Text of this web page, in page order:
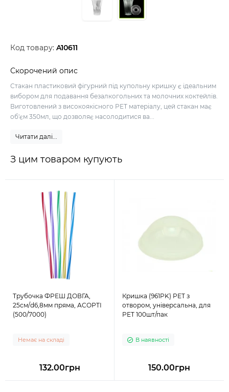
Код товару: A10611
Скорочений опис
Стакан пластиковий фігурний під купольну кришку є ідеальним
вибором для подавання безалкогольних та молочних коктейлів.
Виготовлений з високоякісного PET матеріалу, цей стакан має
об'єм 350мл, що дозволяє насолодитися ва...
Читати далі...
З цим товаром купують
Трубочка ФРЕШ ДОВГА,
25см/d6,8мм пряма, АСОРТІ
(500/7000)
Немає на складі
132.00грн
Кришка (961PK) PET з
отвором, універсальна, для
PET 100шт/пак
В наявності
150.00грн